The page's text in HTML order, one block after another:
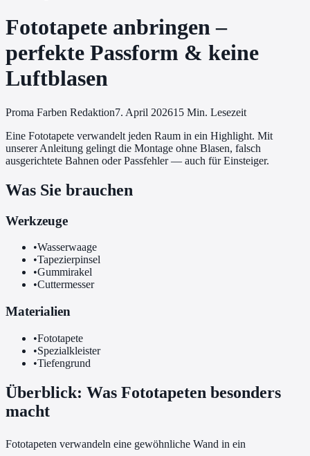
Fototapete anbringen –
perfekte Passform & keine
Luftblasen
Proma Farben Redaktion7. April 202615 Min. Lesezeit
Eine Fototapete verwandelt jeden Raum in ein Highlight. Mit
unserer Anleitung gelingt die Montage ohne Blasen, falsch
ausgerichtete Bahnen oder Passfehler — auch für Einsteiger.
Was Sie brauchen
Werkzeuge
•Wasserwaage
•Tapezierpinsel
•Gummirakel
•Cuttermesser
Materialien
•Fototapete
•Spezialkleister
•Tiefengrund
Überblick: Was Fototapeten besonders
macht
Fototapeten verwandeln eine gewöhnliche Wand in ein